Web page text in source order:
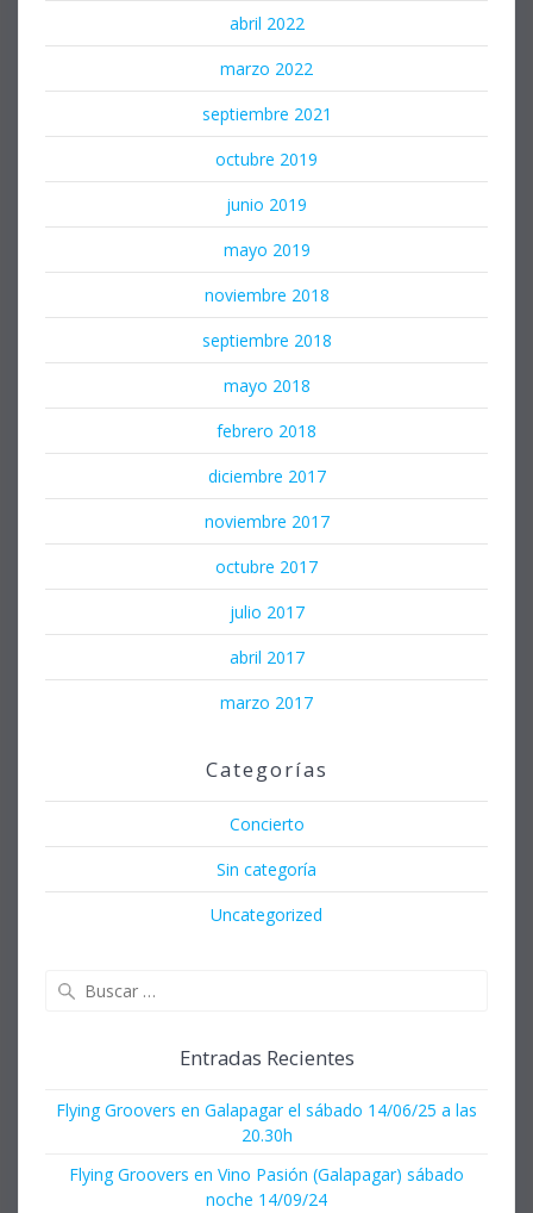
abril 2022
marzo 2022
septiembre 2021
octubre 2019
junio 2019
mayo 2019
noviembre 2018
septiembre 2018
mayo 2018
febrero 2018
diciembre 2017
noviembre 2017
octubre 2017
julio 2017
abril 2017
marzo 2017
Categorías
Concierto
Sin categoría
Uncategorized
Entradas Recientes
Flying Groovers en Galapagar el sábado 14/06/25 a las
20.30h
Flying Groovers en Vino Pasión (Galapagar) sábado
noche 14/09/24